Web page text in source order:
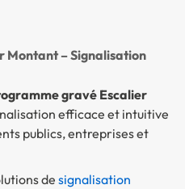
Montant – Signalisation
gravé Escalier
efficace et intuitive
publics, entreprises et
de signalisation